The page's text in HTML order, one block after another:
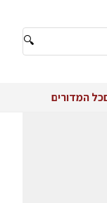
🔍
כל המדורים